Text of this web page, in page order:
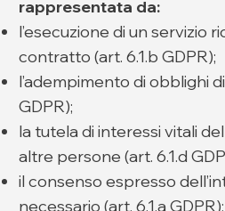
rappresentata da:
l’esecuzione di un servizio
contratto (art. 6.1.b GDPR);
l’adempimento di obblighi
GDPR);
la tutela di interessi vitali
altre persone (art. 6.1.d
il consenso espresso
necessario (art. 6.1.a GDPR);